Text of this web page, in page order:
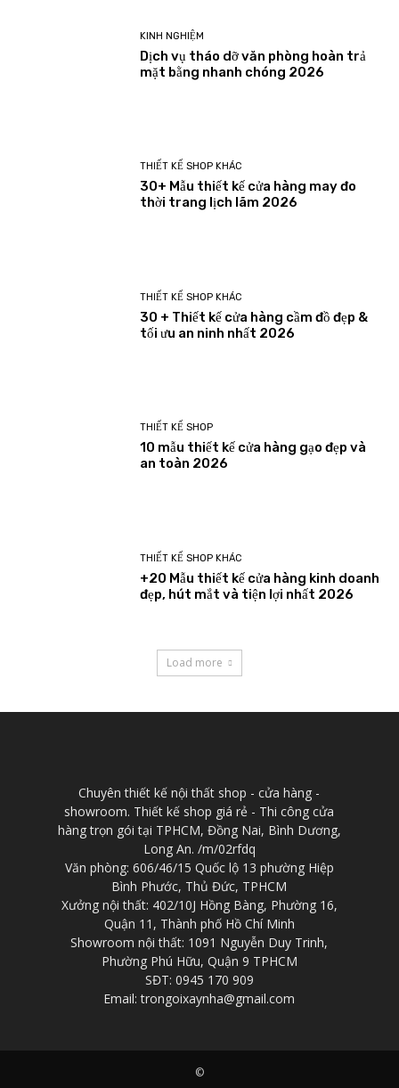
KINH NGHIỆM
Dịch vụ tháo dỡ văn phòng hoàn trả
mặt bằng nhanh chóng 2026
THIẾT KẾ SHOP KHÁC
30+ Mẫu thiết kế cửa hàng may đo
thời trang lịch lãm 2026
THIẾT KẾ SHOP KHÁC
30 + Thiết kế cửa hàng cầm đồ đẹp &
tối ưu an ninh nhất 2026
THIẾT KẾ SHOP
10 mẫu thiết kế cửa hàng gạo đẹp và
an toàn 2026
THIẾT KẾ SHOP KHÁC
+20 Mẫu thiết kế cửa hàng kinh doanh
đẹp, hút mắt và tiện lợi nhất 2026
Load more
Chuyên thiết kế nội thất shop - cửa hàng -
showroom. Thiết kế shop giá rẻ - Thi công cửa
hàng trọn gói tại TPHCM, Đồng Nai, Bình Dương,
Long An. /m/02rfdq
Văn phòng: 606/46/15 Quốc lộ 13 phường Hiệp
Bình Phước, Thủ Đức, TPHCM
Xưởng nội thất: 402/10J Hồng Bàng, Phường 16,
Quận 11, Thành phố Hồ Chí Minh
Showroom nội thất: 1091 Nguyễn Duy Trinh,
Phường Phú Hữu, Quận 9 TPHCM
SĐT: 0945 170 909
Email: trongoixaynha@gmail.com
©